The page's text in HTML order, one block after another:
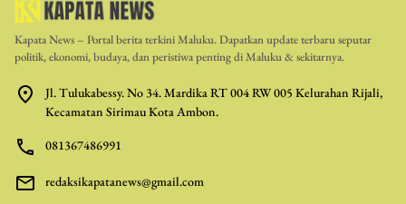
Kapata News – Portal berita terkini Maluku. Dapatkan update terbaru seputar
politik, ekonomi, budaya, dan peristiwa penting di Maluku & sekitarnya.
Jl. Tulukabessy. No 34. Mardika RT 004 RW 005 Kelurahan Rijali,
Kecamatan Sirimau Kota Ambon.
081367486991
redaksikapatanews@gmail.com